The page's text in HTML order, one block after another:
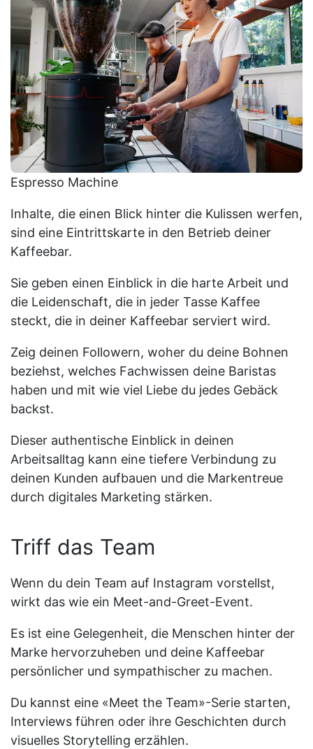
Espresso Machine
Inhalte, die einen Blick hinter die Kulissen werfen,
sind eine Eintrittskarte in den Betrieb deiner
Kaffeebar.
Sie geben einen Einblick in die harte Arbeit und
die Leidenschaft, die in jeder Tasse Kaffee
steckt, die in deiner Kaffeebar serviert wird.
Zeig deinen Followern, woher du deine Bohnen
beziehst, welches Fachwissen deine Baristas
haben und mit wie viel Liebe du jedes Gebäck
backst.
Dieser authentische Einblick in deinen
Arbeitsalltag kann eine tiefere Verbindung zu
deinen Kunden aufbauen und die Markentreue
durch digitales Marketing stärken.
Triff das Team
Wenn du dein Team auf Instagram vorstellst,
wirkt das wie ein Meet-and-Greet-Event.
Es ist eine Gelegenheit, die Menschen hinter der
Marke hervorzuheben und deine Kaffeebar
persönlicher und sympathischer zu machen.
Du kannst eine «Meet the Team»-Serie starten,
Interviews führen oder ihre Geschichten durch
visuelles Storytelling erzählen.